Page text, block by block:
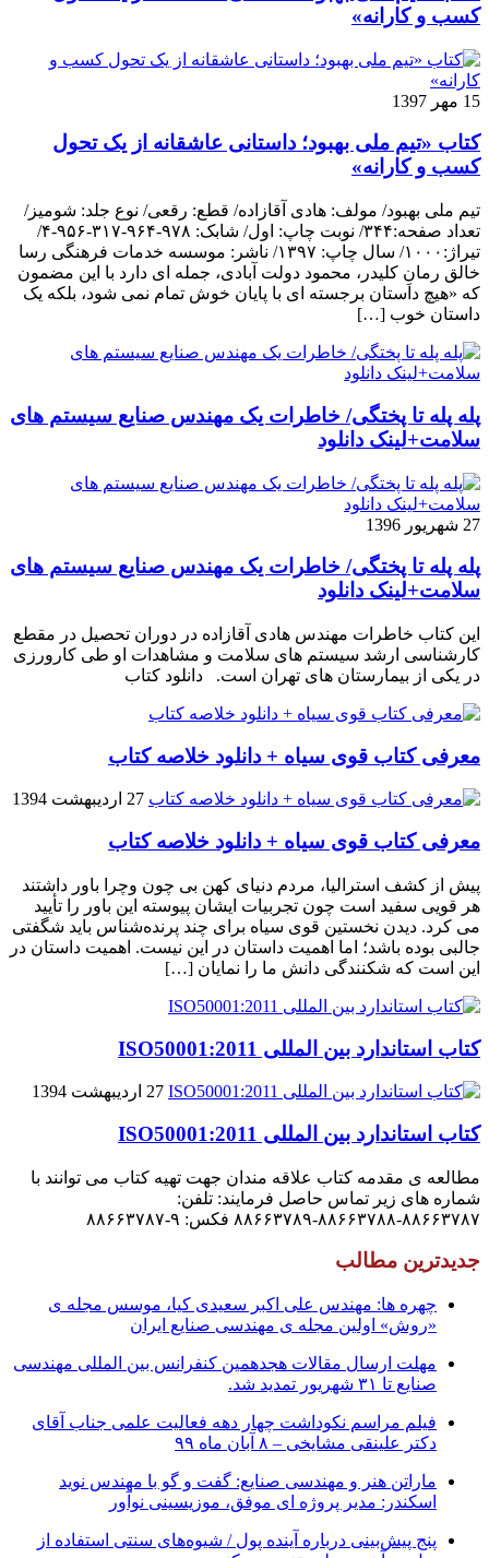
کسب و کارانه»
15 مهر 1397
کتاب «تیم ملی بهبود؛ داستانی عاشقانه از یک تحول
کسب و کارانه»
تیم ملی بهبود/ مولف: هادی آقازاده/ قطع: رقعی/ نوع جلد: شومیز/
تعداد صفحه:۳۴۴/ نوبت چاپ: اول/ شابک: ۹۷۸-۹۶۴-۳۱۷-۹۵۶-۴/
تیراژ:۱۰۰۰/ سال چاپ: ۱۳۹۷/ ناشر: موسسه خدمات فرهنگی رسا
خالق رمانِ کلیدر، محمود دولت آبادی، جمله ای دارد با این مضمون
که «هیچ داستان برجسته ای با پایان خوش تمام نمی شود، بلکه یک
داستان خوب […]
پله پله تا پختگی/ خاطرات یک مهندس صنایع سیستم های
سلامت+لینک دانلود
27 شهریور 1396
پله پله تا پختگی/ خاطرات یک مهندس صنایع سیستم های
سلامت+لینک دانلود
این کتاب خاطرات مهندس هادی آقازاده در دوران تحصیل در مقطع
کارشناسی ارشد سیستم های سلامت و مشاهدات او طی کارورزی
در یکی از بیمارستان های تهران است. دانلود کتاب
معرفی کتاب قوی سیاه + دانلود خلاصه کتاب
27 اردیبهشت 1394
معرفی کتاب قوی سیاه + دانلود خلاصه کتاب
پیش از کشف استرالیا، مردم دنیاى کهن بی چون وچرا باور داشتند
هر قویى سفید است چون تجربیات ایشان پیوسته این باور را تأیید
می کرد. دیدن نخستین قوى سیاه براى چند پرنده‌شناس باید شگفتى
جالبى بوده باشد؛ اما اهمیت داستان در این نیست. اهمیت داستان در
این است که شکنندگى دانش ما را نمایان […]
کتاب استاندارد بین المللی ISO50001:2011
27 اردیبهشت 1394
کتاب استاندارد بین المللی ISO50001:2011
مطالعه ی مقدمه کتاب علاقه مندان جهت تهیه کتاب می توانند با
شماره های زیر تماس حاصل فرمایند: تلفن:
۸۸۶۶۳۷۸۷-۸۸۶۶۳۷۸۸-۸۸۶۶۳۷۸۹ فکس: ۹-۸۸۶۶۳۷۸۷
جدیدترین مطالب
چهره ها: مهندس علی اکبر سعیدی کیا، موسس مجله ی
«روش» اولین مجله ی مهندسی صنایع ایران
مهلت ارسال مقالات هجدهمین کنفرانس بین المللی مهندسی
صنایع تا ۳۱ شهریور تمدید شد.
فیلم مراسم نکوداشت چهار دهه فعالیت علمی جناب آقای
دکتر علینقی مشایخی – ۸ آبان ماه ۹۹
ماراتن هنر و مهندسی صنایع: گفت و گو با مهندس نوید
اسکندر: مدیر پروژه ای موفق، موزیسینی نوآور
پنج پیش‌بینی درباره آینده پول / شیوه‌های سنتی استفاده از